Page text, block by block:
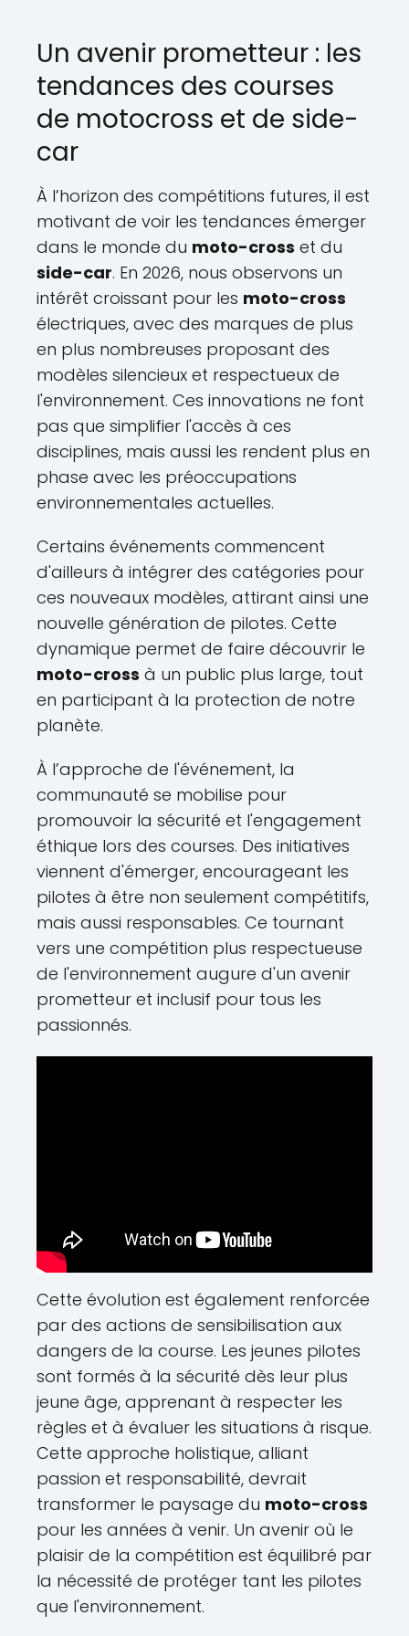
Un avenir prometteur : les
tendances des courses
de motocross et de side-
car
À l’horizon des compétitions futures, il est
motivant de voir les tendances émerger
dans le monde du moto-cross et du
side-car. En 2026, nous observons un
intérêt croissant pour les moto-cross
électriques, avec des marques de plus
en plus nombreuses proposant des
modèles silencieux et respectueux de
l'environnement. Ces innovations ne font
pas que simplifier l'accès à ces
disciplines, mais aussi les rendent plus en
phase avec les préoccupations
environnementales actuelles.
Certains événements commencent
d'ailleurs à intégrer des catégories pour
ces nouveaux modèles, attirant ainsi une
nouvelle génération de pilotes. Cette
dynamique permet de faire découvrir le
moto-cross à un public plus large, tout
en participant à la protection de notre
planète.
À l’approche de l'événement, la
communauté se mobilise pour
promouvoir la sécurité et l'engagement
éthique lors des courses. Des initiatives
viennent d'émerger, encourageant les
pilotes à être non seulement compétitifs,
mais aussi responsables. Ce tournant
vers une compétition plus respectueuse
de l'environnement augure d'un avenir
prometteur et inclusif pour tous les
passionnés.
Cette évolution est également renforcée
par des actions de sensibilisation aux
dangers de la course. Les jeunes pilotes
sont formés à la sécurité dès leur plus
jeune âge, apprenant à respecter les
règles et à évaluer les situations à risque.
Cette approche holistique, alliant
passion et responsabilité, devrait
transformer le paysage du moto-cross
pour les années à venir. Un avenir où le
plaisir de la compétition est équilibré par
la nécessité de protéger tant les pilotes
que l'environnement.